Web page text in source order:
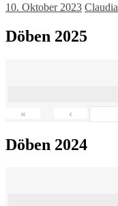
10. Oktober 2023 Claudia
Döben 2025
« ‹
Döben 2024